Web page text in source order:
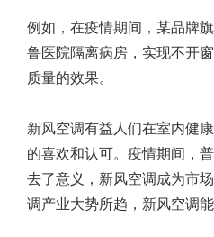
例如，在疫情期间，某品牌
鲁医院隔离病房，实现不开
质量的效果。
新风空调有益人们在室内健
的喜欢和认可。疫情期间，
去了意义，新风空调成为市
调产业大势所趋，新风空调